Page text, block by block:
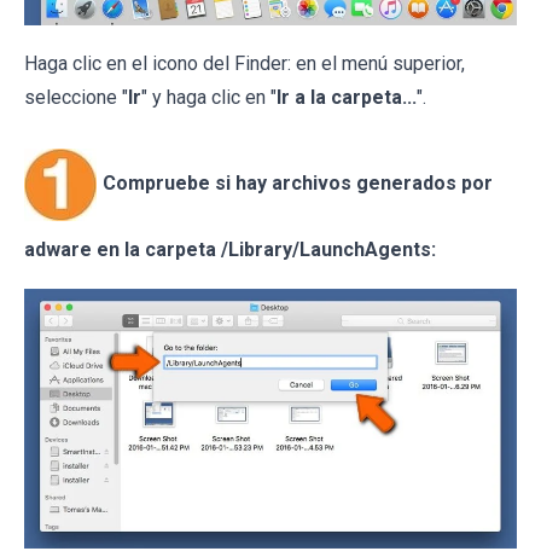
Haga clic en el icono del Finder: en el menú superior,
seleccione "Ir" y haga clic en "Ir a la carpeta...".
Compruebe si hay archivos generados por
adware en la carpeta /Library/LaunchAgents: